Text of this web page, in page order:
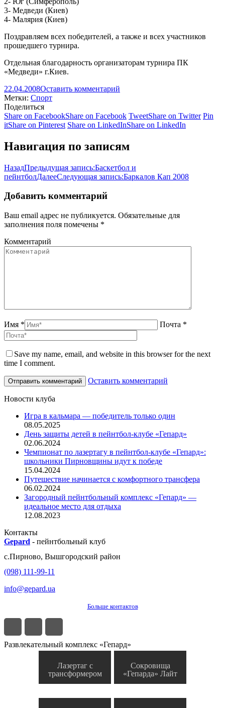
3- Медведи (Киев)
4- Малярия (Киев)
Поздравляем всех победителей, а также и всех участников
прошедшего турнира.
Отдельная благодарность организаторам турнира ПК
«Медведи» г.Киев.
22.04.2008Оставить комментарий
Метки: Спорт
Поделиться
Share on FacebookShare on Facebook TweetShare on Twitter Pin
itShare on Pinterest Share on LinkedInShare on LinkedIn
Навигация по записям
НазадПредыдущая запись:Баскетбол и
пейнтболДалееСледующая запись:Баркалов Кап 2008
Добавить комментарий
Ваш email адрес не публикуется. Обязательные для
заполнения поля помечены *
Комментарий
Имя * Почта *
Save my name, email, and website in this browser for the next
time I comment.
Оставить комментарий
Новости клуба
Игра в кальмара — победитель только один
08.05.2025
День защиты детей в пейнтбол-клубе «Гепард»
02.06.2024
Чемпионат по лазертагу в пейнтбол-клубе «Гепард»:
школьники Пирновщины идут к победе
15.04.2024
Путешествие начинается с комфортного трансфера
06.02.2024
Загородный пейнтбольный комплекс «Гепард» —
идеальное место для отдыха
12.08.2023
Контакты
Gepard - пейнтбольный клуб
с.Пирново, Вышгородский район
(098) 111-99-11
info@gepard.ua
Больше контактов
Развлекательный комплекс «Гепард»
Лазертаг с
трансформером
Сокровища
«Гепарда» Лайт